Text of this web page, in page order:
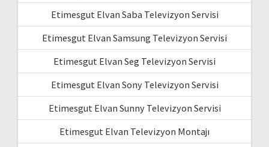
Etimesgut Elvan Saba Televizyon Servisi
Etimesgut Elvan Samsung Televizyon Servisi
Etimesgut Elvan Seg Televizyon Servisi
Etimesgut Elvan Sony Televizyon Servisi
Etimesgut Elvan Sunny Televizyon Servisi
Etimesgut Elvan Televizyon Montajı